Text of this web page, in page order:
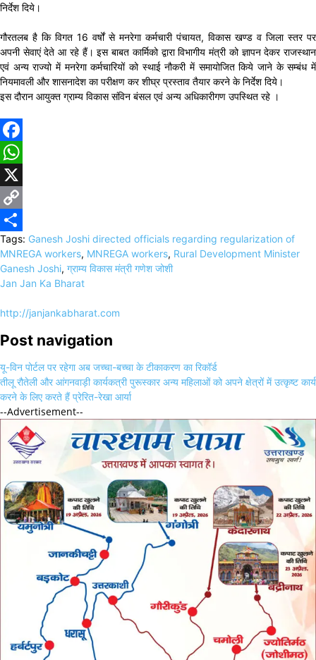
निर्देश दिये।
गौरतलब है कि विगत 16 वर्षों से मनरेगा कर्मचारी पंचायत, विकास खण्ड व जिला स्तर पर
अपनी सेवाएं देते आ रहे हैं। इस बाबत कार्मिको द्वारा विभागीय मंत्री को ज्ञापन देकर राजस्थान
एवं अन्य राज्यो में मनरेगा कर्मचारियों को स्थाई नौकरी में समायोजित किये जाने के सम्बंध में
नियमावली और शासनादेश का परीक्षण कर शीघ्र प्रस्ताव तैयार करने के निर्देश दिये।
इस दौरान आयुक्त ग्राम्य विकास संविन बंसल एवं अन्य अधिकारीगण उपस्थित रहे ।
Facebook
WhatsApp
X
Copy
Link
Share
Tags: Ganesh Joshi directed officials regarding regularization of
MNREGA workers, MNREGA workers, Rural Development Minister
Ganesh Joshi, ग्राम्य विकास मंत्री गणेश जोशी
Jan Jan Ka Bharat
http://janjankabharat.com
Post navigation
यू-विन पोर्टल पर रहेगा अब जच्चा-बच्चा के टीकाकरण का रिकॉर्ड
तीलू रौतेली और आंगनवाड़ी कार्यकत्री पुरूस्कार अन्य महिलाओं को अपने क्षेत्रों में उत्कृष्ट कार्य
करने के लिए करते हैं प्रेरित-रेखा आर्या
--Advertisement--